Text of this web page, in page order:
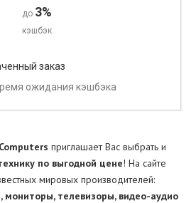
до 3%
кэшбэк
заказ
ожидания кэшбэка
приглашает Вас выбрать и
по выгодной цене! На сайте
мировых производителей:
мониторы, телевизоры, видео-аудио